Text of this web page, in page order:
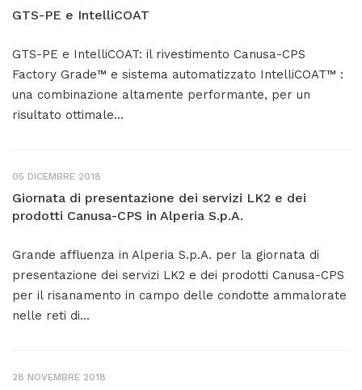
GTS-PE e IntelliCOAT
GTS-PE e IntelliCOAT: il rivestimento Canusa-CPS
Factory Grade™ e sistema automatizzato IntelliCOAT™ :
una combinazione altamente performante, per un
risultato ottimale...
05 DICEMBRE 2018
Giornata di presentazione dei servizi LK2 e dei
prodotti Canusa-CPS in Alperia S.p.A.
Grande affluenza in Alperia S.p.A. per la giornata di
presentazione dei servizi LK2 e dei prodotti Canusa-CPS
per il risanamento in campo delle condotte ammalorate
nelle reti di...
28 NOVEMBRE 2018